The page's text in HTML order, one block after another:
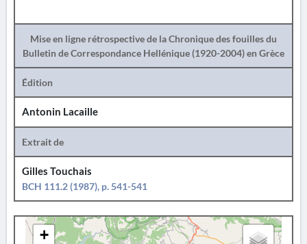
Mise en ligne rétrospective de la Chronique des fouilles du
Bulletin de Correspondance Hellénique (1920-2004) en Grèce
Édition
Antonin Lacaille
Extrait de
Gilles Touchais
BCH 111.2 (1987), p. 541-541
+